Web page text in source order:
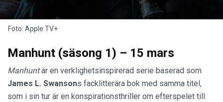
Foto: Apple TV+
Manhunt (säsong 1) – 15 mars
Manhuntär en verklighetsinspirerad serie baserad som
James L. Swansons facklitterära bok med samma titel,
som i sin tur är en konspirationsthriller om efterspelet till